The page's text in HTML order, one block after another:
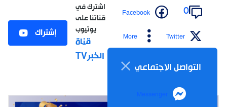
0
Facebook
Twitter
More
التواصل الاجتماعي
Messenger
اشترك في
قناتنا على
يوتيوب
قناة
الخبرTV
إشتراك